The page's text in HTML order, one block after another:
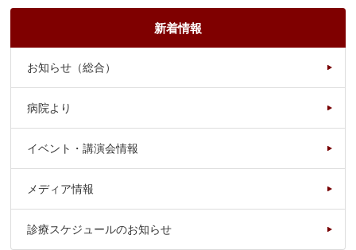
新着情報
お知らせ（総合）
病院より
イベント・講演会情報
メディア情報
診療スケジュールのお知らせ